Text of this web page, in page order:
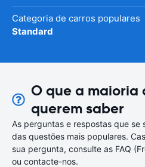
Categoria de carros populares
Standard
O que a maioria
querem saber
As perguntas e respostas que se
das questões mais populares.
sua pergunta, consulte as FAQ
ou contacte-nos.